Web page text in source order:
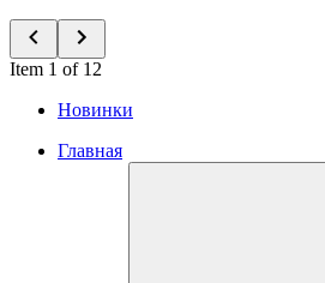
Item 1 of 12
Новинки
Главная